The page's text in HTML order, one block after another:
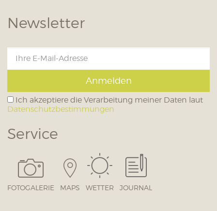
Newsletter
Anmelden
Ich akzeptiere die Verarbeitung meiner Daten laut
Datenschutzbestimmungen
Service
FOTOGALERIE MAPS WETTER JOURNAL